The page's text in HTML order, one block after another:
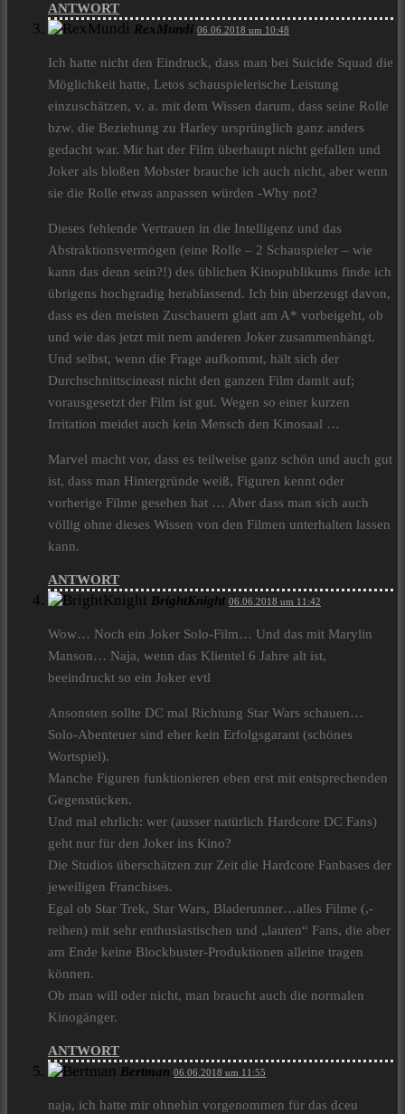
ANTWORT
RexMundi 06.06.2018 um 10:48
Ich hatte nicht den Eindruck, dass man bei Suicide Squad die
Möglichkeit hatte, Letos schauspielerische Leistung
einzuschätzen, v. a. mit dem Wissen darum, dass seine Rolle
bzw. die Beziehung zu Harley ursprünglich ganz anders
gedacht war. Mir hat der Film überhaupt nicht gefallen und
Joker als bloßen Mobster brauche ich auch nicht, aber wenn
sie die Rolle etwas anpassen würden -Why not?
Dieses fehlende Vertrauen in die Intelligenz und das
Abstraktionsvermögen (eine Rolle – 2 Schauspieler – wie
kann das denn sein?!) des üblichen Kinopublikums finde ich
übrigens hochgradig herablassend. Ich bin überzeugt davon,
dass es den meisten Zuschauern glatt am A* vorbeigeht, ob
und wie das jetzt mit nem anderen Joker zusammenhängt.
Und selbst, wenn die Frage aufkommt, hält sich der
Durchschnittscineast nicht den ganzen Film damit auf;
vorausgesetzt der Film ist gut. Wegen so einer kurzen
Irritation meidet auch kein Mensch den Kinosaal …
Marvel macht vor, dass es teilweise ganz schön und auch gut
ist, dass man Hintergründe weiß, Figuren kennt oder
vorherige Filme gesehen hat … Aber dass man sich auch
völlig ohne dieses Wissen von den Filmen unterhalten lassen
kann.
ANTWORT
BrightKnight 06.06.2018 um 11:42
Wow… Noch ein Joker Solo-Film… Und das mit Marylin
Manson… Naja, wenn das Klientel 6 Jahre alt ist,
beeindruckt so ein Joker evtl
Ansonsten sollte DC mal Richtung Star Wars schauen…
Solo-Abenteuer sind eher kein Erfolgsgarant (schönes
Wortspiel).
Manche Figuren funktionieren eben erst mit entsprechenden
Gegenstücken.
Und mal ehrlich: wer (ausser natürlich Hardcore DC Fans)
geht nur für den Joker ins Kino?
Die Studios überschätzen zur Zeit die Hardcore Fanbases der
jeweiligen Franchises.
Egal ob Star Trek, Star Wars, Bladerunner…alles Filme (,-
reihen) mit sehr enthusiastischen und „lauten“ Fans, die aber
am Ende keine Blockbuster-Produktionen alleine tragen
können.
Ob man will oder nicht, man braucht auch die normalen
Kinogänger.
ANTWORT
Bertman 06.06.2018 um 11:55
naja, ich hatte mir ohnehin vorgenommen für das dceu